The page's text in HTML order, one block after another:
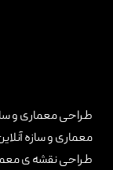
طراحی معماری و
معماری و سازه
طراحی نقشه ی